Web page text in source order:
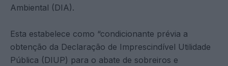
Ambiental (DIA).
Esta estabelece como “condicionante prévia a
obtenção da Declaração de Imprescindível Utilidade
Pública (DIUP) para o abate de sobreiros e